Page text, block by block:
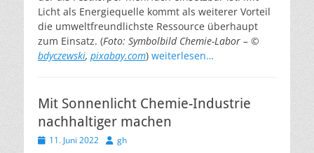
Licht als Energiequelle kommt als weiterer Vorteil
die umweltfreundlichste Ressource überhaupt
zum Einsatz. (Foto: Symbolbild Chemie-Labor – ©
bdyczewski, pixabay.com) weiterlesen…
Mit Sonnenlicht Chemie-Industrie
nachhaltiger machen
Veröffentlicht
11. Juni 2022 Autor
gh